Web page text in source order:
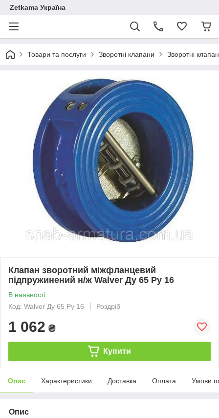
Zetkama Україна
Товари та послуги Зворотні клапани Зворотні
Клапан зворотний міжфланцевий
підпружинений н/ж Walver Ду 65 Ру 16
В наявності
Код: Walver Ду 65 Ру 16
Роздріб
1 062 ₴
Купити
Опис Характеристики Доставка Оплата Умови
Опис